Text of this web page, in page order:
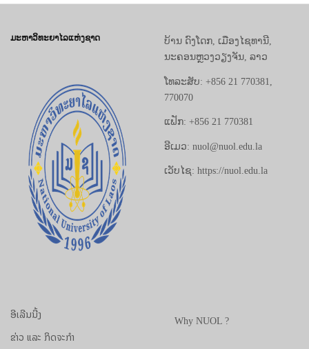
ມະຫາວິທະຍາໄລແຫ່ງຊາດ
ບ້ານ ດົງໂດກ, ເມືອງໄຊທານີ,
ນະຄອນຫຼວງວຽງຈັນ, ລາວ
ໂທລະສັບ: +856 21 770381,
770070
ແຟັກ: +856 21 770381
ອີເມວ: nuol@nuol.edu.la
ເວັບໄຊ: https://nuol.edu.la
ອີເລີນນີ້ງ
ຂ່າວ ແລະ ກິດຈະກຳ
Why NUOL ?